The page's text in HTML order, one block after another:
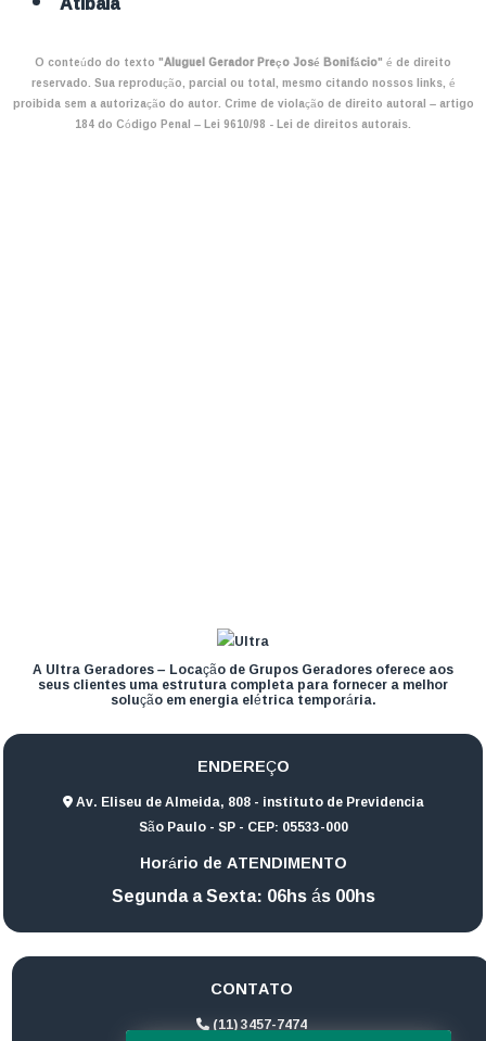
O conteúdo do texto "Aluguel Gerador Preço José Bonifácio" é de direito
reservado. Sua reprodução, parcial ou total, mesmo citando nossos links, é
proibida sem a autorização do autor. Crime de violação de direito autoral – artigo
184 do Código Penal –Lei 9610/98 - Lei de direitos autorais.
A Ultra Geradores – Locação de Grupos Geradores oferece aos
seus clientes uma estrutura completa para fornecer a melhor
solução em energia elétrica temporária.
ENDEREÇO
Av. Eliseu de Almeida, 808 - instituto de Previdencia
São Paulo - SP - CEP: 05533-000
Horário de ATENDIMENTO
Segunda a Sexta: 06hs ás 00hs
CONTATO
(11) 3457-7474